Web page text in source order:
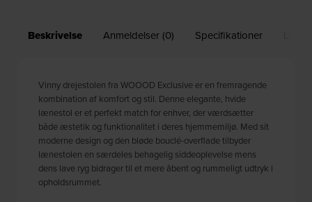
Beskrivelse Anmeldelser (0) Specifikationer
Vinny drejestolen fra WOOOD Exclusive er en fremragende
kombination af komfort og stil. Denne elegante, hvide
lænestol er et perfekt match for enhver, der værdsætter
både æstetik og funktionalitet i deres hjemmemiljø. Med sit
moderne design og den bløde bouclé-overflade tilbyder
lænestolen en særdeles behagelig siddeoplevelse mens
dens lave ryg bidrager til et mere åbent og rummeligt udtryk i
opholdsrummet.